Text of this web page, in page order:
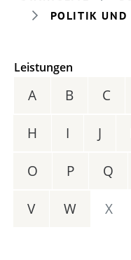
POLITIK UND
Leistungen
A B C
H I J
O P Q
V W X